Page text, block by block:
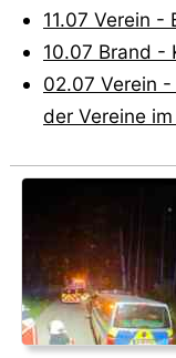
11.07 Verein -
10.07 Brand -
02.07 Verein
der Vereine